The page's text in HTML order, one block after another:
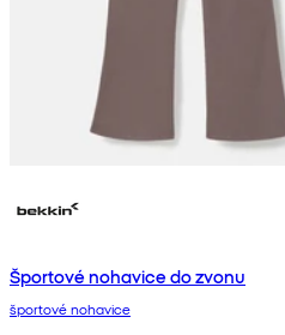
Športové nohavice do zvonu
športové nohavice